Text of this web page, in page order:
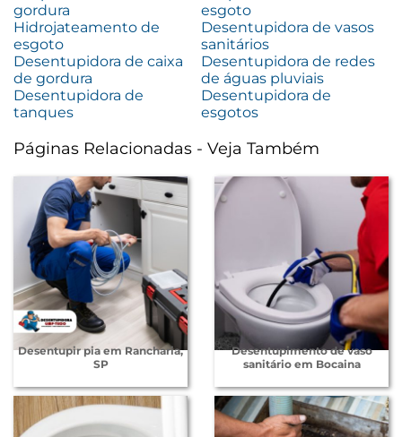
gordura
esgoto
Hidrojateamento de
esgoto
Desentupidora de vasos
sanitários
Desentupidora de caixa
de gordura
Desentupidora de redes
de águas pluviais
Desentupidora de
tanques
Desentupidora de
esgotos
Páginas Relacionadas - Veja Também
Desentupir pia em Rancharia,
SP
Desentupimento de vaso
sanitário em Bocaina